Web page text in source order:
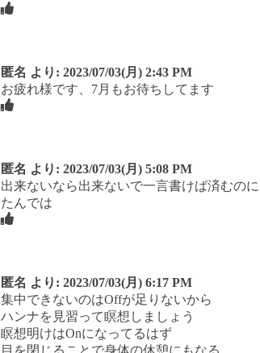
匿名 より: 2023/07/03(月) 2:43 PM
お疲れ様です、7月もお待ちしてます
匿名 より: 2023/07/03(月) 5:08 PM
出来ないなら出来ないで一言書けば済むの
たんでは
匿名 より: 2023/07/03(月) 6:17 PM
集中できないのはOffが足りないから
ハンナを見習って瞑想しましょう
瞑想明けはOnになってるはず
目を閉じることで身体の休憩にもなる